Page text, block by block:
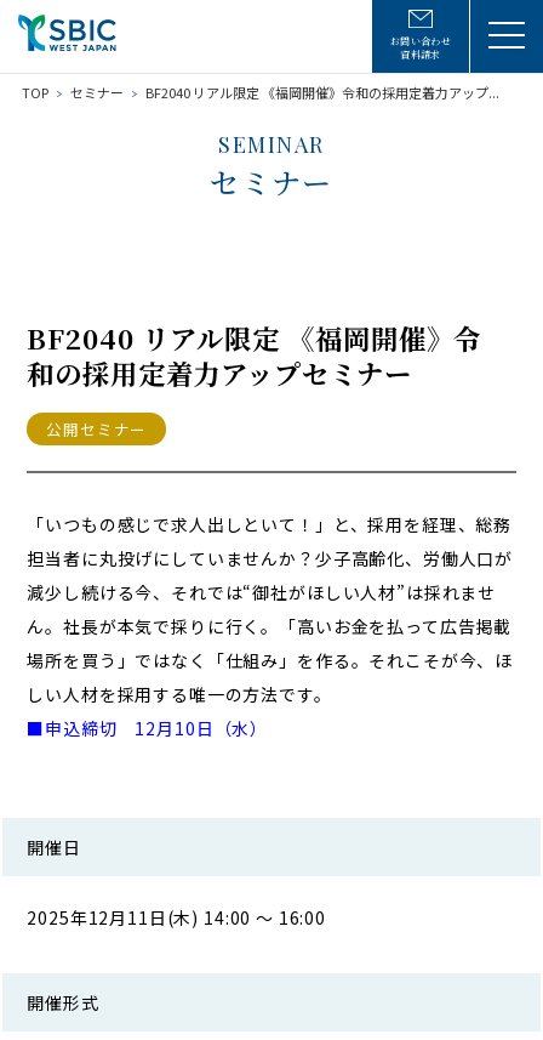
お問い合わせ
資料請求
TOP セミナー BF2040 リアル限定 《福岡開催》令和の採用定着力アップ...
SEMINAR
セミナー
BF2040 リアル限定 《福岡開催》令
和の採用定着力アップセミナー
公開セミナー
「いつもの感じで求人出しといて！」と、採用を経理、総務
担当者に丸投げにしていませんか？少子高齢化、労働人口が
減少し続ける今、それでは“御社がほしい人材”は採れませ
ん。社長が本気で採りに行く。「高いお金を払って広告掲載
場所を買う」ではなく「仕組み」を作る。それこそが今、ほ
しい人材を採用する唯一の方法です。
■申込締切 12月10日（水）
開催日
2025年12月11日(木) 14:00 ～ 16:00
開催形式